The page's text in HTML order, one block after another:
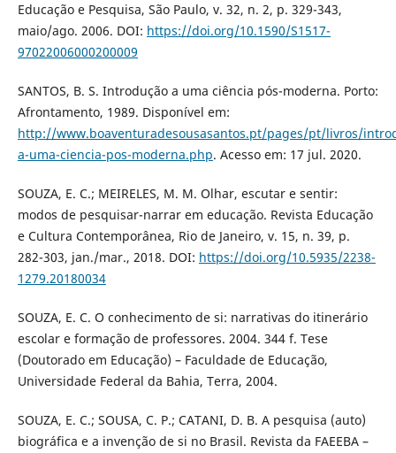
Educação e Pesquisa, São Paulo, v. 32, n. 2, p. 329-343,
maio/ago. 2006. DOI: https://doi.org/10.1590/S1517-
97022006000200009
SANTOS, B. S. Introdução a uma ciência pós-moderna. Porto:
Afrontamento, 1989. Disponível em:
http://www.boaventuradesousasantos.pt/pages/pt/livros/
a-uma-ciencia-pos-moderna.php. Acesso em: 17 jul. 2020.
SOUZA, E. C.; MEIRELES, M. M. Olhar, escutar e sentir:
modos de pesquisar-narrar em educação. Revista Educação
e Cultura Contemporânea, Rio de Janeiro, v. 15, n. 39, p.
282-303, jan./mar., 2018. DOI: https://doi.org/10.5935/2238-
1279.20180034
SOUZA, E. C. O conhecimento de si: narrativas do itinerário
escolar e formação de professores. 2004. 344 f. Tese
(Doutorado em Educação) – Faculdade de Educação,
Universidade Federal da Bahia, Terra, 2004.
SOUZA, E. C.; SOUSA, C. P.; CATANI, D. B. A pesquisa (auto)
biográfica e a invenção de si no Brasil. Revista da FAEEBA –